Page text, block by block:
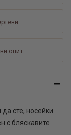
опит
сте, носейки
с бляскавите